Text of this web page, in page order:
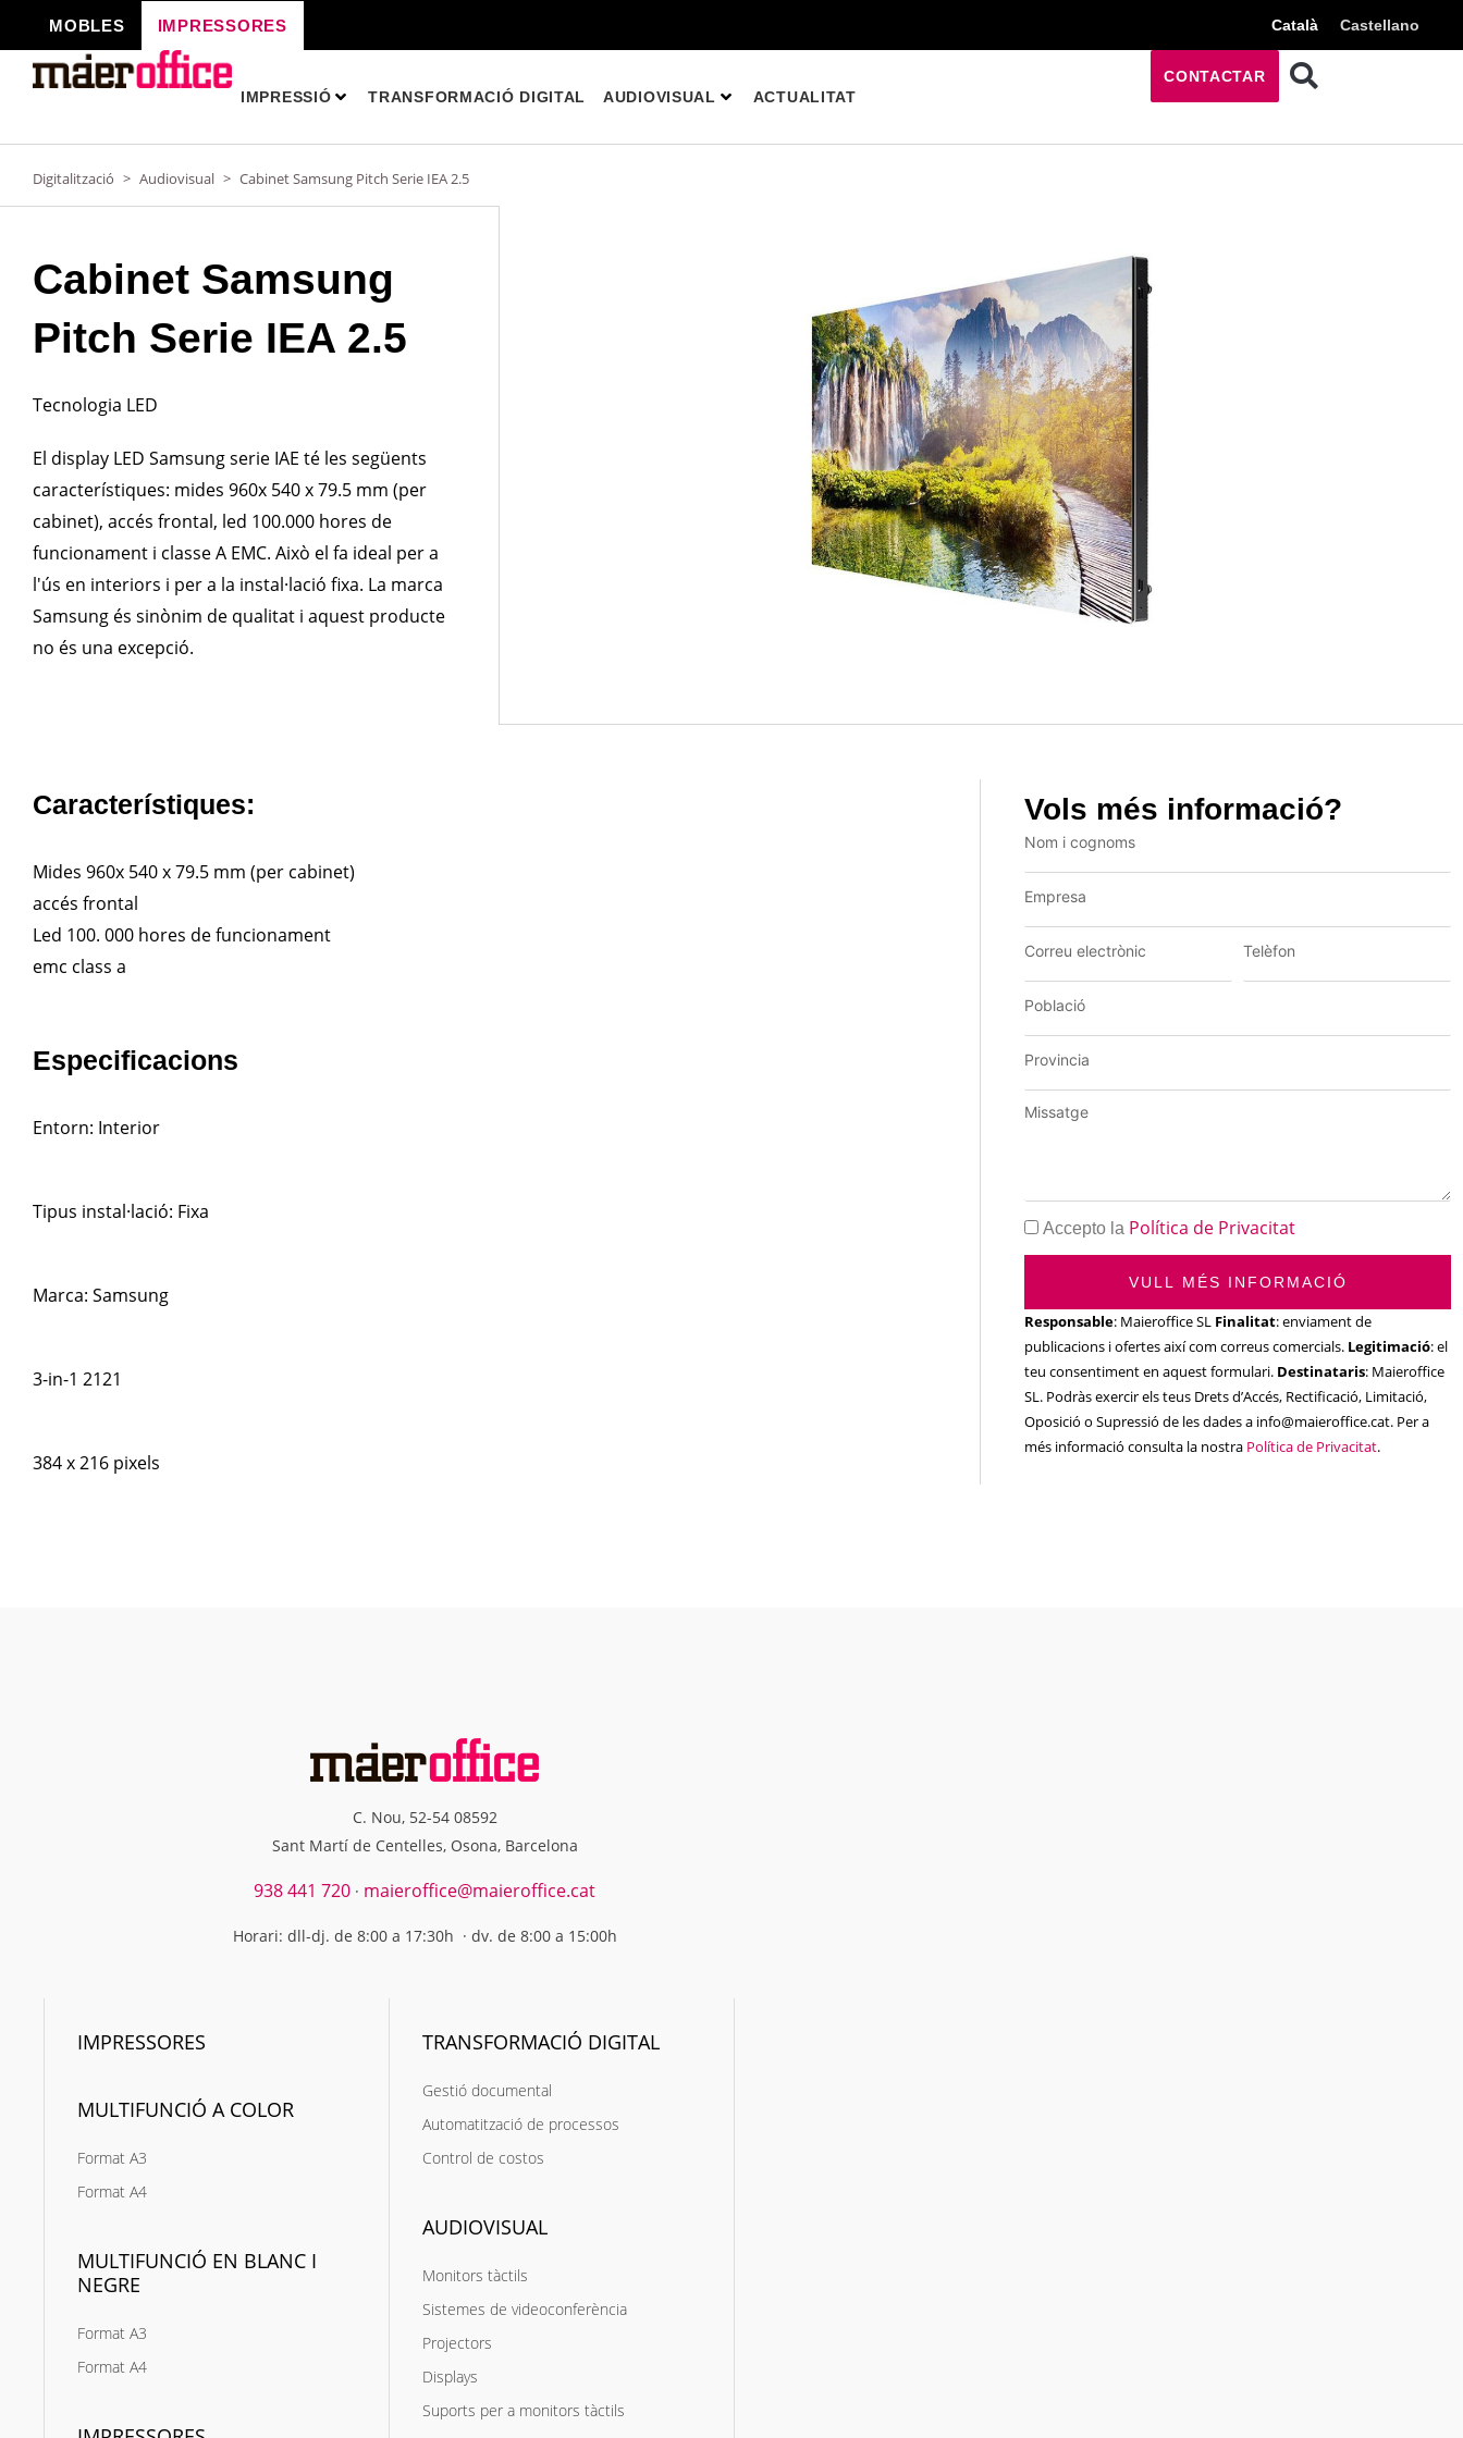
al
contingut
MOBLES IMPRESSORES Català Castellano
IMPRESSIÓ TRANSFORMACIÓ DIGITAL AUDIOVISUAL ACTUALITAT
CONTACTAR
Digitalització > Audiovisual > Cabinet Samsung Pitch Serie IEA 2.5
Cabinet Samsung
Pitch Serie IEA 2.5
Tecnologia LED
El display LED Samsungserie IAE té les següents
característiques: mides 960x 540x79.5 mm (per
cabinet), accés frontal, led 100.000 hores de
funcionament i classeA EMC. Això el fa ideal pera
l'ús en interiors i pera la instal·lació fixa. La marca
Samsung és sinònim de qualitat i aquest producte
no és una excepció.
Característiques:
Mides 960x 540 x 79.5 mm (per cabinet)
accés frontal
Led 100. 000 hores de funcionament
emc class a
Especificacions
Entorn: Interior
Tipus instal·lació: Fixa
Marca: Samsung
3-in-1 2121
384 x 216 pixels
Vols més informació?
Accepto la Política de Privacitat
VULL MÉS INFORMACIÓ
Responsable: Maieroffice SL Finalitat: enviament de
publicacions i ofertes així com correus comercials. Legitimació: el
teu consentiment en aquest formulari. Destinataris: Maieroffice
SL. Podràs exercir els teus Drets d’Accés, Rectificació, Limitació,
Oposició o Supressió de les dades a info@maieroffice.cat. Per a
més informació consulta la nostra Política de Privacitat.
C. Nou, 52-54 08592
Sant Martí de Centelles, Osona, Barcelona
938 441 720 · maieroffice@maieroffice.cat
Horari: dll-dj. de 8:00 a 17:30h · dv. de 8:00 a 15:00h
IMPRESSORES
MULTIFUNCIÓ A COLOR
Format A3
Format A4
MULTIFUNCIÓ EN BLANC I
NEGRE
Format A3
Format A4
TRANSFORMACIÓ DIGITAL
Gestió documental
Automatització de processos
Control de costos
AUDIOVISUAL
Monitors tàctils
Sistemes de videoconferència
Projectors
Displays
Suports per a monitors tàctils